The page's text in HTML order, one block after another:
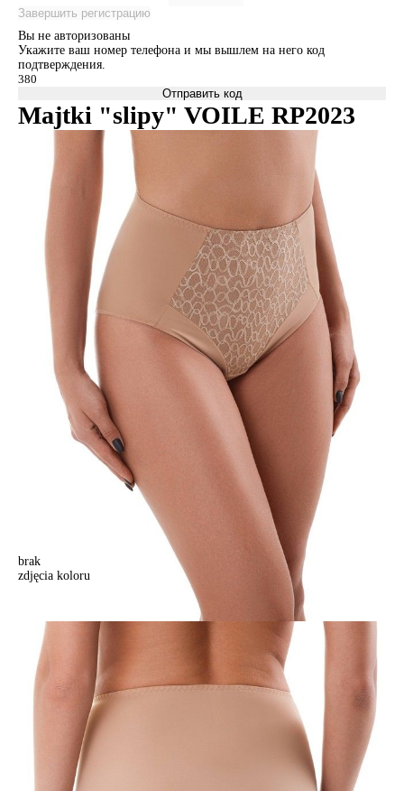
Завершить регистрацию
Вы не авторизованы
Укажите ваш номер телефона и мы вышлем на него код
подтверждения.
Отправить код
Majtki "slipy" VOILE RP2023
brak
zdjęcia koloru
Majtki "slipy" VOILE RP2023, r.102, cielisty
Majtki "slipy" VOILE RP2023, r.102, cielisty
89,90 zł
Kolory:
BRAK
ZDJĘCIA
BRAK
ZDJĘCIA
Tabela rozmiarów